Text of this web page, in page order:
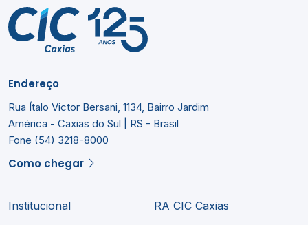
Endereço
Rua Ítalo Victor Bersani, 1134, Bairro Jardim
América - Caxias do Sul | RS - Brasil
Fone (54) 3218-8000
Como chegar
Institucional
RA CIC Caxias